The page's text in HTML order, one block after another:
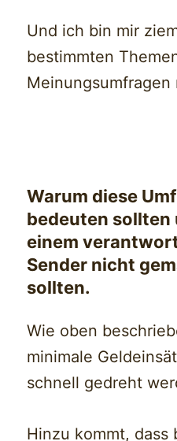
Und ich bin mir
bestimmten
Warum diese
bedeuten sollten
einem
Sender nicht
sollten.
Wie oben
minimale
schnell gedreht
Hinzu kommt, dass